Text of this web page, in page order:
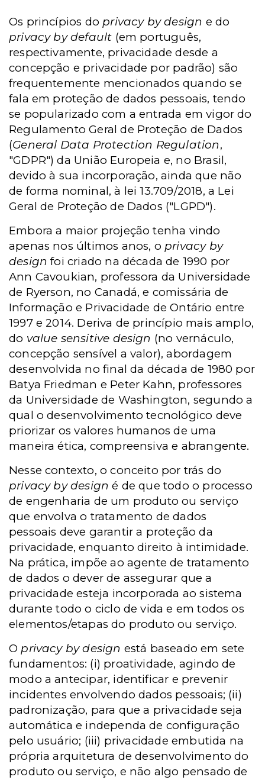
Os princípios do privacy by design e do
privacy by default (em português,
respectivamente, privacidade desde a
concepção e privacidade por padrão) são
frequentemente mencionados quando se
fala em proteção de dados pessoais, tendo
se popularizado com a entrada em vigor do
Regulamento Geral de Proteção de Dados
(General Data Protection Regulation,
"GDPR") da União Europeia e, no Brasil,
devido à sua incorporação, ainda que não
de forma nominal, à lei 13.709/2018, a Lei
Geral de Proteção de Dados ("LGPD").
Embora a maior projeção tenha vindo
apenas nos últimos anos, o privacy by
design foi criado na década de 1990 por
Ann Cavoukian, professora da Universidade
de Ryerson, no Canadá, e comissária de
Informação e Privacidade de Ontário entre
1997 e 2014. Deriva de princípio mais amplo,
do value sensitive design (no vernáculo,
concepção sensível a valor), abordagem
desenvolvida no final da década de 1980 por
Batya Friedman e Peter Kahn, professores
da Universidade de Washington, segundo a
qual o desenvolvimento tecnológico deve
priorizar os valores humanos de uma
maneira ética, compreensiva e abrangente.
Nesse contexto, o conceito por trás do
privacy by design é de que todo o processo
de engenharia de um produto ou serviço
que envolva o tratamento de dados
pessoais deve garantir a proteção da
privacidade, enquanto direito à intimidade.
Na prática, impõe ao agente de tratamento
de dados o dever de assegurar que a
privacidade esteja incorporada ao sistema
durante todo o ciclo de vida e em todos os
elementos/etapas do produto ou serviço.
O privacy by design está baseado em sete
fundamentos: (i) proatividade, agindo de
modo a antecipar, identificar e prevenir
incidentes envolvendo dados pessoais; (ii)
padronização, para que a privacidade seja
automática e independa de configuração
pelo usuário; (iii) privacidade embutida na
própria arquitetura de desenvolvimento do
produto ou serviço, e não algo pensado de